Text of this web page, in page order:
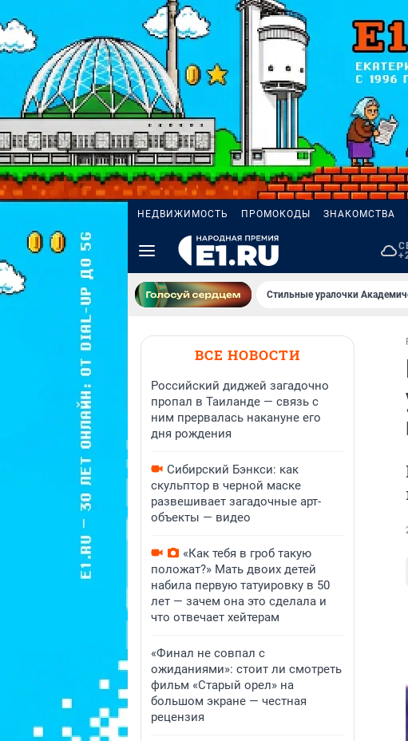
НЕДВИЖИМОСТЬ ПРОМОКОДЫ ЗНАКОМСТВА
Стильные уралочки
ВСЕ НОВОСТИ
Российский диджей загадочно
пропал в Таиланде — связь с
ним прервалась накануне его
дня рождения
Сибирский Бэнкси: как
скульптор в черной маске
развешивает загадочные арт-
объекты — видео
«Как тебя в гроб такую
положат?» Мать двоих детей
набила первую татуировку в 50
лет — зачем она это сделала и
что отвечает хейтерам
«Финал не совпал с
ожиданиями»: стоит ли смотреть
фильм «Старый орел» на
большом экране — честная
рецензия